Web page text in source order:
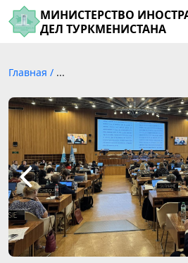
МИНИСТЕРСТВО
ДЕЛ ТУРКМЕНИСТАНА
Главная / ...